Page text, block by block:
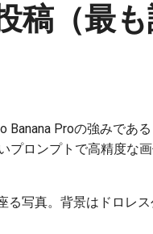
稿（最
Banana Proの強みであ
プロンプトで高精度な
写真。背景はドロレ